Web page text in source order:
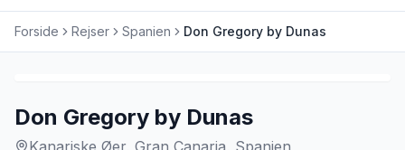
Forside Rejser Spanien Don Gregory by Dunas
Don Gregory by Dunas
Kanariske Øer, Gran Canaria, Spanien